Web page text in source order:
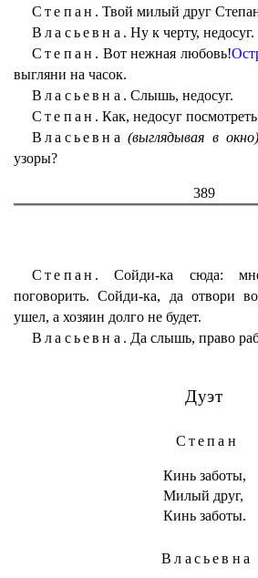
Степан. Твой милый друг
Власьевна. Ну к черту, недосуг.
Степан. Вот нежная любовь!
выгляни на часок.
Власьевна. Слышь, недосуг.
Степан. Как, недосуг
Власьевна (выглядывая в окно)
узоры?
389
Степан. Сойди-ка сюда:
поговорить. Сойди-ка, да отвори
ушел, а хозяин долго не будет.
Власьевна. Да слышь, право
Дуэт
Степан
Кинь заботы,
Милый друг,
Кинь заботы.
Власьевна